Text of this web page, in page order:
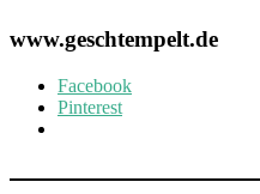
www.geschtempelt.de
Facebook
Pinterest